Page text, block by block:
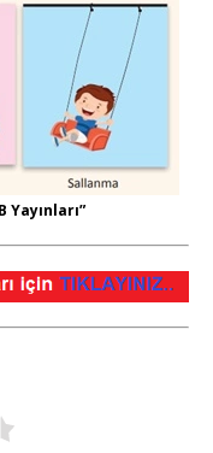
Yayınları”